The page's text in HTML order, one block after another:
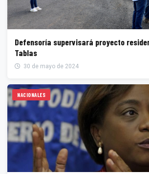
Defensoría supervisará proyecto
Tablas
30 de mayo de 2024
NACIONALES